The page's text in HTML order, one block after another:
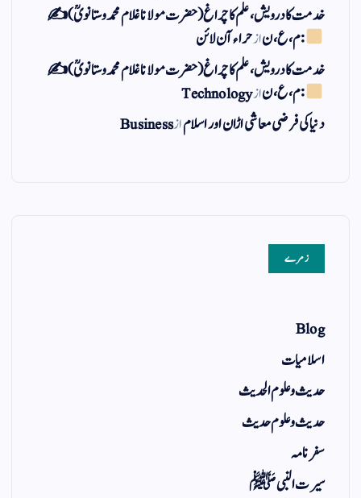
خدمت کا درویش، علم کا چراغ(حضرت مولانا غلام محمد وستانویؒ)✍
: م ، ع ، نازحراء آن لائن
خدمت کا درویش، علم کا چراغ(حضرت مولانا غلام محمد وستانویؒ)✍
: م ، ع ، نازTechnology
دنیا کی فرضی معاشی اڑان اور اسلامازBusiness
زمرے
Blog
اسلامیات
حدیث و علوم الحدیث
حدیث و علوم حدیث
سفر نامہ
سیرت النبی ﷺ